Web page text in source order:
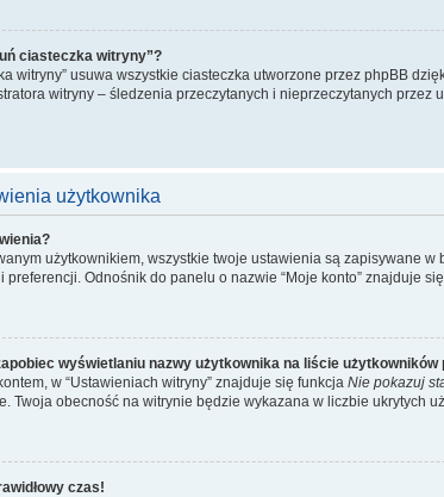
ciasteczka witryny”?
witryny” usuwa wszystkie ciasteczka utworzone przez phpBB
witryny – śledzenia przeczytanych i nieprzeczytanych
użytkownika
użytkownikiem, wszystkie twoje ustawienia są zapisywane
preferencji. Odnośnik do panelu o nazwie “Moje konto” znajduje
wyświetlaniu nazwy użytkownika na liście
w “Ustawieniach witryny” znajduje się funkcja Nie pokazuj
Twoja obecność na witrynie będzie wykazana w liczbie ukrytych
czas!